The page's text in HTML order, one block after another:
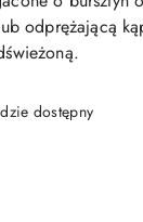
odprężającą
dostępny